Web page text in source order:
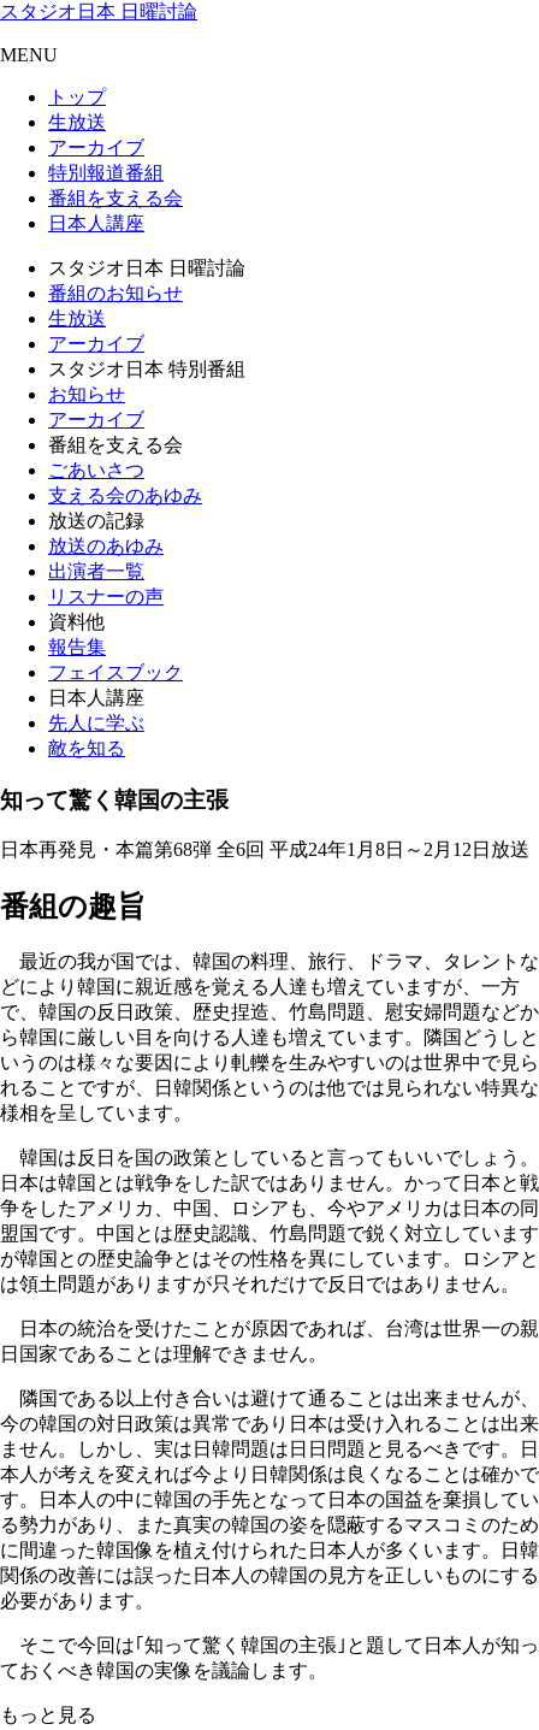
スタジオ日本 日曜討論
MENU
トップ
生放送
アーカイブ
特別報道番組
番組を支える会
日本人講座
スタジオ日本 日曜討論
番組のお知らせ
生放送
アーカイブ
スタジオ日本 特別番組
お知らせ
アーカイブ
番組を支える会
ごあいさつ
支える会のあゆみ
放送の記録
放送のあゆみ
出演者一覧
リスナーの声
資料他
報告集
フェイスブック
日本人講座
先人に学ぶ
敵を知る
知って驚く韓国の主張
日本再発見・本篇第68弾 全6回 平成24年1月8日～2月12日放送
番組の趣旨
最近の我が国では、韓国の料理、旅行、ドラマ、タレントな
どにより韓国に親近感を覚える人達も増えていますが、一方
で、韓国の反日政策、歴史捏造、竹島問題、慰安婦問題などか
ら韓国に厳しい目を向ける人達も増えています。隣国どうしと
いうのは様々な要因により軋轢を生みやすいのは世界中で見ら
れることですが、日韓関係というのは他では見られない特異な
様相を呈しています。
韓国は反日を国の政策としていると言ってもいいでしょう。
日本は韓国とは戦争をした訳ではありません。かって日本と戦
争をしたアメリカ、中国、ロシアも、今やアメリカは日本の同
盟国です。中国とは歴史認識、竹島問題で鋭く対立しています
が韓国との歴史論争とはその性格を異にしています。ロシアと
は領土問題がありますが只それだけで反日ではありません。
日本の統治を受けたことが原因であれば、台湾は世界一の親
日国家であることは理解できません。
隣国である以上付き合いは避けて通ることは出来ませんが、
今の韓国の対日政策は異常であり日本は受け入れることは出来
ません。しかし、実は日韓問題は日日問題と見るべきです。日
本人が考えを変えれば今より日韓関係は良くなることは確かで
す。日本人の中に韓国の手先となって日本の国益を棄損してい
る勢力があり、また真実の韓国の姿を隠蔽するマスコミのため
に間違った韓国像を植え付けられた日本人が多くいます。日韓
関係の改善には誤った日本人の韓国の見方を正しいものにする
必要があります。
そこで今回は｢知って驚く韓国の主張｣と題して日本人が知っ
ておくべき韓国の実像を議論します。
もっと見る